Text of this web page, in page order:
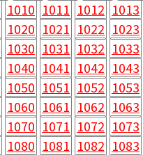
1010 1011 1012 1013
1020 1021 1022 1023
1030 1031 1032 1033
1040 1041 1042 1043
1050 1051 1052 1053
1060 1061 1062 1063
1070 1071 1072 1073
1080 1081 1082 1083